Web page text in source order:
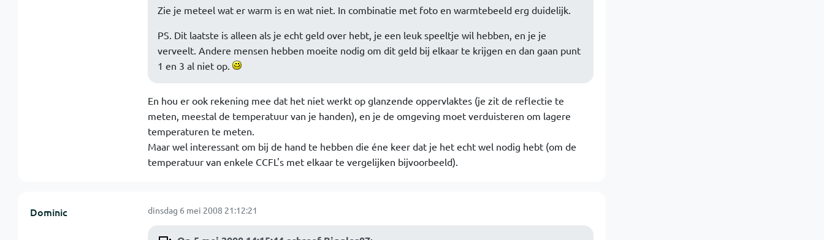
Zie je meteel wat er warm is en wat niet. In combinatie met foto en warmtebeeld erg duidelijk.
PS. Dit laatste is alleen als je echt geld over hebt, je een leuk speeltje wil hebben, en je je
verveelt. Andere mensen hebben moeite nodig om dit geld bij elkaar te krijgen en dan gaan punt
1 en 3 al niet op.
En hou er ook rekening mee dat het niet werkt op glanzende oppervlaktes (je zit de reflectie te
meten, meestal de temperatuur van je handen), en je de omgeving moet verduisteren om lagere
temperaturen te meten.
Maar wel interessant om bij de hand te hebben die éne keer dat je het echt wel nodig hebt (om de
temperatuur van enkele CCFL's met elkaar te vergelijken bijvoorbeeld).
Dominic dinsdag 6 mei 2008 21:12:21